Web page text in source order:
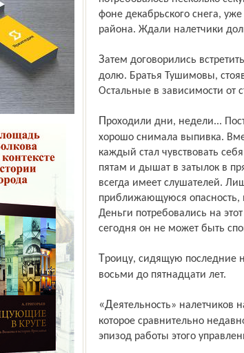
фоне декабрь­ского снега, уже
района. Ждали налетчики
Затем договорились встретиться в «Уралочке», где каждый получит свою воровскую
долю. Братья Тушимовы,
Остальные в зависимости от
Проходили дни, недели... Постепенно уходило внутреннее напряжение, которое
хорошо снимала выпивка.
каждый стал чувствовать
пятам и дышат в затылок в
всегда имеет слушателей.
приближающуюся опасность,
Деньги потребовались на
сегодня он не может быть
Троицу, сидящую последние недели в СИЗО, ожидает скорый суд. Светит им от
восьми до пятнадцати лет.
«Деятельность» налетчиков на Красном Перекопе, пресеченная сотрудниками УБОП,
которое сравнительно
эпизод работы этого